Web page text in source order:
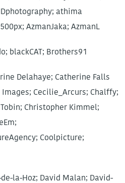
athima
AzmanJaka; AzmanL
blackCAT; Brothers91
Delahaye; Catherine Falls
Images; Cecilie_Arcurs; Chalffy;
Christopher Kimmel;
Coolpicture;
la-Hoz; David Malan; David-